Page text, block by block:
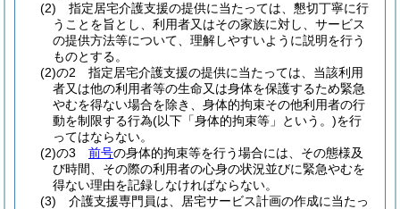
(2)
指定居宅介護支援の提供に当たっては、懇切丁寧に行
うことを旨とし、利用者又はその家族に対し、サービス
の提供方法等について、理解しやすいように説明を行う
ものとする。
(2)の2
指定居宅介護支援の提供に当たっては、当該利用
者又は他の利用者等の生命又は身体を保護するため緊急
やむを得ない場合を除き、身体的拘束その他利用者の行
動を制限する行為(以下「身体的拘束等」という。)を行
ってはならない。
(2)の3
前号の身体的拘束等を行う場合には、その態様及
び時間、その際の利用者の心身の状況並びに緊急やむを
得ない理由を記録しなければならない。
(3)
介護支援専門員は、居宅サービス計画の作成に当たっ